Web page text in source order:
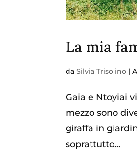
La mia
daSilvia Trisolino |
Gaia e Ntoyiai
mezzo sono
giraffa in
soprattutto...